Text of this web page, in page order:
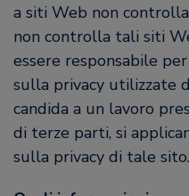
a siti Web non
non controlla tali siti
essere responsabile
sulla privacy utilizzate
candida a un lavoro
di terze parti, si
sulla privacy di tale sito.